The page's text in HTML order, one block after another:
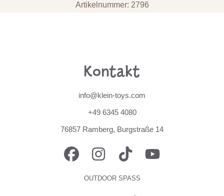
Artikelnummer: 2796
Kontakt
info@klein-toys.com
+49 6345 4080
76857 Ramberg, Burgstraße 14
FACEBOOKINSTAGRAMTIKTOK
OUTDOOR SPASS